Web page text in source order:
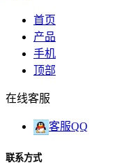
首页
产品
手机
顶部
在线客服
客服QQ
联系方式